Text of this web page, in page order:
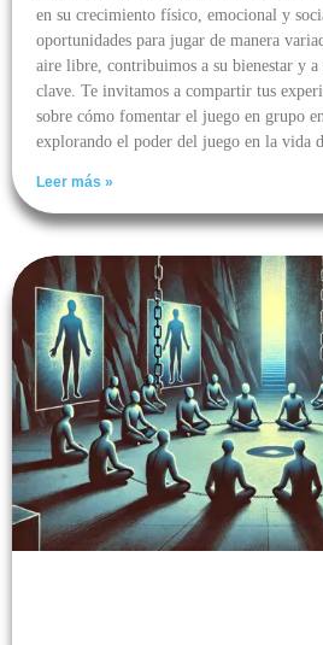
en su crecimiento físico, emocional y
oportunidades para jugar de manera
aire libre, contribuimos a su bienestar y
clave. Te invitamos a compartir tus
sobre cómo fomentar el juego en grupo
explorando el poder del juego en la vida
Leer más »